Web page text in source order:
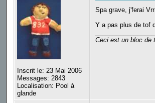
Inscrit le: 23 Mai 2006
Messages: 2843
Localisation: Pool à
glande
Spa grave, j'ferai
Y a pas plus de tof
Ceci est un bloc de